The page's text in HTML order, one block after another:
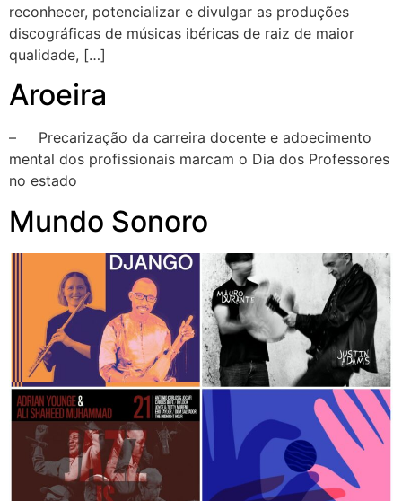
reconhecer, potencializar e divulgar as produções
discográficas de músicas ibéricas de raiz de maior
qualidade, […]
Aroeira
– Precarização da carreira docente e adoecimento
mental dos profissionais marcam o Dia dos Professores
no estado
Mundo Sonoro